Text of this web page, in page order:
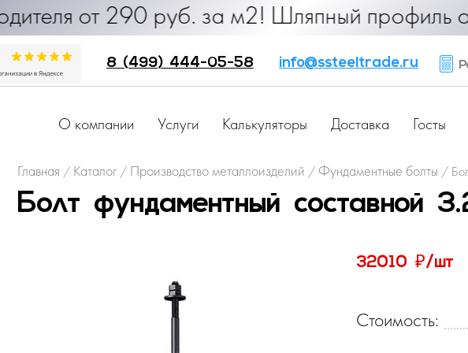
от 290 руб. за м2! Шляпный профиль от
8 (499) 444-05-58 info@ssteeltrade.ru
О компании Услуги Калькуляторы Доставка Госты
Главная / Каталог / Производство металлоизделий / Фундаментные болты /
Болт фундаментный составной
32010 ₽/шт
Стоимость: